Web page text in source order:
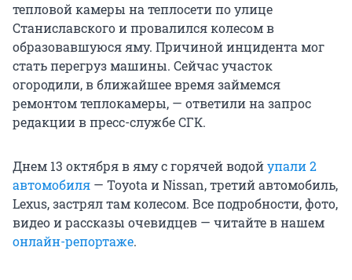
тепловой камеры на теплосети по улице
Станиславского и провалился колесом в
образовавшуюся яму. Причиной инцидента мог
стать перегруз машины. Сейчас участок
огородили, в ближайшее время займемся
ремонтом теплокамеры, — ответили на запрос
редакции в пресс-службе СГК.
Днем 13 октября в яму с горячей водойупали 2
автомобиля — Toyota и Nissan, третий автомобиль,
Lexus, застрял там колесом. Все подробности, фото,
видео и рассказы очевидцев — читайте в нашем
онлайн-репортаже.